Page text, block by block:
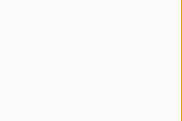
cet article